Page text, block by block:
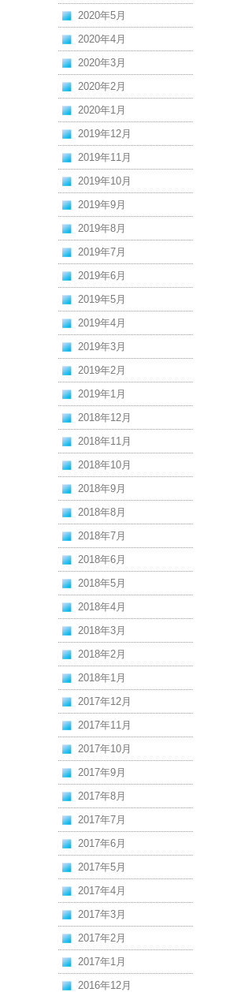
2020年5月
2020年4月
2020年3月
2020年2月
2020年1月
2019年12月
2019年11月
2019年10月
2019年9月
2019年8月
2019年7月
2019年6月
2019年5月
2019年4月
2019年3月
2019年2月
2019年1月
2018年12月
2018年11月
2018年10月
2018年9月
2018年8月
2018年7月
2018年6月
2018年5月
2018年4月
2018年3月
2018年2月
2018年1月
2017年12月
2017年11月
2017年10月
2017年9月
2017年8月
2017年7月
2017年6月
2017年5月
2017年4月
2017年3月
2017年2月
2017年1月
2016年12月